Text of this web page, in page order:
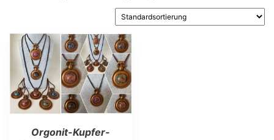
Orgonit-Kupfer-
Dieses
Produkt
weist
mehrere
Varianten
auf.
Die
können